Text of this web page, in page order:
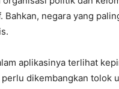
Bahkan, negara yang
aplikasinya terlihat
perlu dikembangkan tolok